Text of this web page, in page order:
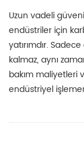
Uzun vadeli
endüstriler için
yatırımdır.
kalmaz, aynı
bakım maliyetleri
endüstriyel